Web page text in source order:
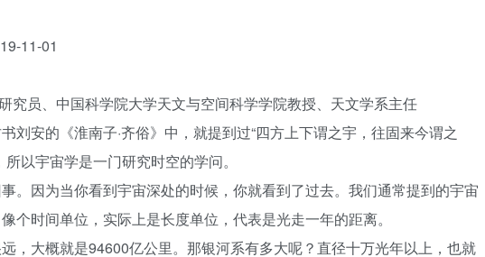
11-01
究员、中国科学院大学天文与空间科学学院教授、天文学系主任
刘安的《淮南子·齐俗》中，就提到过“四方上下谓之宇，往固来今谓之
以宇宙学是一门研究时空的学问。
。因为当你看到宇宙深处的时候，你就看到了过去。我们通常提到的宇宙
个时间单位，实际上是长度单位，代表是光走一年的距离。
，大概就是94600亿公里。那银河系有多大呢？直径十万光年以上，也就